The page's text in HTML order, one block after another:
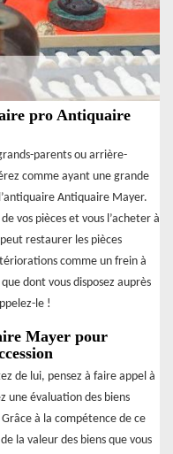
pro Antiquaire
parents ou arrière-
comme ayant une grande
Antiquaire Mayer.
vos pièces et vous l’acheter à
restaurer les pièces
comme un frein à
dont vous disposez auprès
le !
Mayer pour
de lui, pensez à faire appel à
une évaluation des biens
à la compétence de ce
la valeur des biens que vous